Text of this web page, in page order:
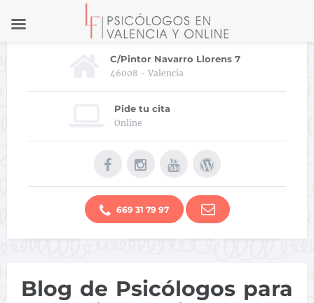
C/Pintor Navarro Llorens 7
46008 - Valencia
Pide tu cita
Online
669 31 79 97
Blog de Psicólogos para